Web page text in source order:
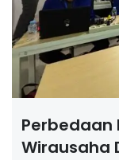
Perbedaan
Wirausaha